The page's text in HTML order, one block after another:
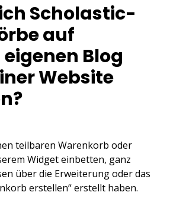
Scholastic-
auf
Blog
Website
teilbaren Warenkorb oder
Widget einbetten, ganz
über die Erweiterung oder das
erstellen“ erstellt haben.